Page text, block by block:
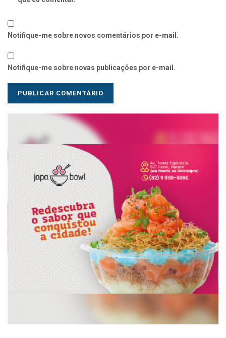
Notifique-me sobre novos comentários por e-mail.
Notifique-me sobre novas publicações por e-mail.